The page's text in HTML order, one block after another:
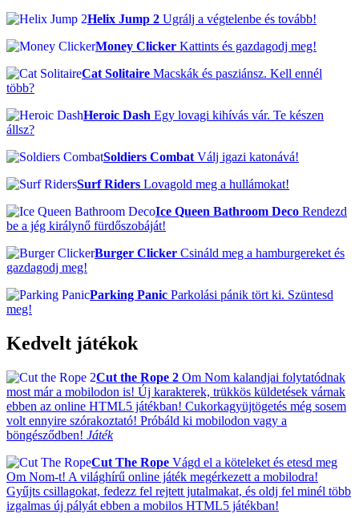
Helix Jump 2 Ugrálj a végtelenbe és tovább!
Money Clicker Kattints és gazdagodj meg!
Cat Solitaire Macskák és pasziánsz. Kell ennél
több?
Heroic Dash Egy lovagi kihívás vár. Te készen
állsz?
Soldiers Combat Válj igazi katonává!
Surf Riders Lovagold meg a hullámokat!
Ice Queen Bathroom Deco Rendezd
be a jég királynő fürdőszobáját!
Burger Clicker Csináld meg a hamburgereket és
gazdagodj meg!
Parking Panic Parkolási pánik tört ki. Szüntesd
meg!
Kedvelt játékok
Cut the Rope 2 Om Nom kalandjai folytatódnak
most már a mobilodon is! Új karakterek, trükkös küldetések várnak
ebben az online HTML5 játékban! Cukorkagyüjtögetés még sosem
volt ennyire szórakoztató! Próbáld ki mobilodon vagy a
böngésződben! Játék
Cut The Rope Vágd el a köteleket és etesd meg
Om Nom-t! A világhírű online játék megérkezett a mobilodra!
Gyűjts csillagokat, fedezz fel rejtett jutalmakat, és oldj fel minél több
izgalmas új pályát ebben a mobilos HTML5 játékban!